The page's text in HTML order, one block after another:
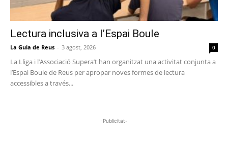
Lectura inclusiva a l’Espai Boule
La Guia de Reus - 3 agost, 2026 0
La Lliga i l’Associació Supera’t han organitzat una activitat conjunta a
l’Espai Boule de Reus per apropar noves formes de lectura
accessibles a través...
-Publicitat-